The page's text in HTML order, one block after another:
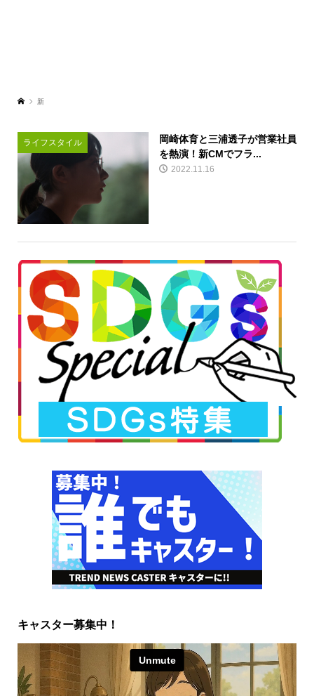
新
ライフスタイル
岡崎体育と三浦透子が営業社員
を熱演！新CMでフラ...
2022.11.16
キャスター募集中！